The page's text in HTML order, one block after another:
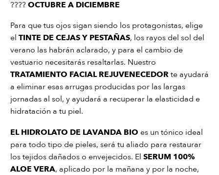
???? OCTUBRE A DICIEMBRE
Para que tus ojos sigan siendo los protagonistas, elige
el TINTE DE CEJAS Y PESTAÑAS, los rayos del sol del
verano las habrán aclarado, y para el cambio de
vestuario necesitarás resaltarlas. Nuestro
TRATAMIENTO FACIAL REJUVENECEDORte ayudará
a eliminar esas arrugas producidas por las largas
jornadas al sol, y ayudará a recuperar la elasticidad e
hidratación a tu piel.
EL HIDROLATO DE LAVANDA BIO es un tónico ideal
para todo tipo de pieles, será tu aliado para restaurar
los tejidos dañados o envejecidos. El SERUM 100%
ALOE VERA, aplicado por la mañana y por la noche,